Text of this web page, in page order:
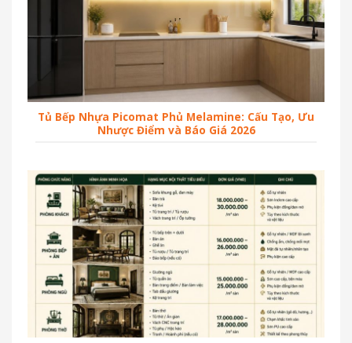
Tủ Bếp Nhựa Picomat Phủ Melamine: Cấu Tạo, Ưu
Nhược Điểm và Báo Giá 2026